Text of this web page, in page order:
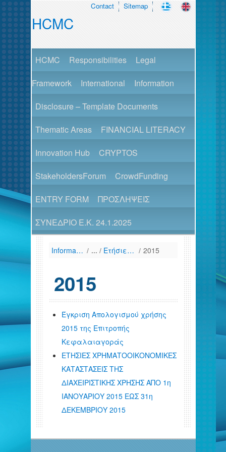
Contact Sitemap
HCMC
HCMC Responsibilities
Legal
Framework
International
Information
Disclosure – Template Documents
Thematic Areas
FINANCIAL LITERACY
Innovation Hub
CRYPTOS
StakeholdersForum
CrowdFunding
ENTRY FORM
ΠΡΟΣΛΗΨΕΙΣ
ΣΥΝΕΔΡΙΟ Ε.Κ. 24.1.2025
Information / Ετήσιες Οικονομικές Καταστάσεις / 2015
2015
Έγκριση Απολογισμού χρήσης
2015 της Επιτροπής
Κεφαλαιαγοράς
ΕΤΗΣΙΕΣ ΧΡΗΜΑΤΟΟΙΚΟΝΟΜΙΚΕΣ
ΚΑΤΑΣΤΑΣΕΙΣ ΤΗΣ
ΔΙΑΧΕΙΡΙΣΤΙΚΗΣ ΧΡΗΣΗΣ ΑΠΟ 1η
ΙΑΝΟΥΑΡΙΟΥ 2015 ΕΩΣ 31η
ΔΕΚΕΜΒΡΙΟΥ 2015